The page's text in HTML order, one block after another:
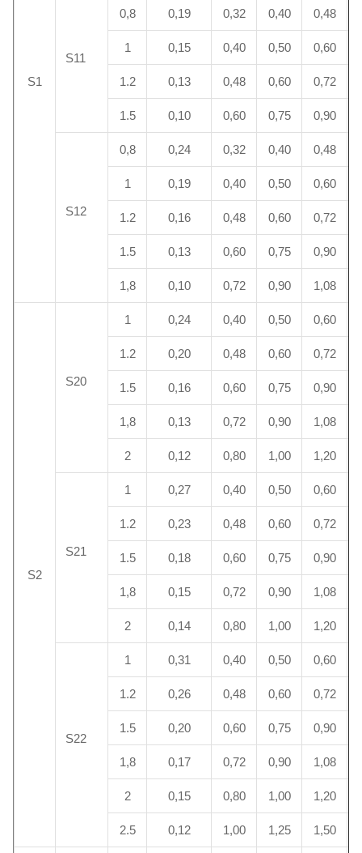
S1
S11
0,8 0,19 0,32 0,40 0,48
1 0,15 0,40 0,50 0,60
1.2 0,13 0,48 0,60 0,72
1.5 0,10 0,60 0,75 0,90
S12
0,8 0,24 0,32 0,40 0,48
1 0,19 0,40 0,50 0,60
1.2 0,16 0,48 0,60 0,72
1.5 0,13 0,60 0,75 0,90
1,8 0,10 0,72 0,90 1,08
S2
S20
1 0,24 0,40 0,50 0,60
1.2 0,20 0,48 0,60 0,72
1.5 0,16 0,60 0,75 0,90
1,8 0,13 0,72 0,90 1,08
2 0,12 0,80 1,00 1,20
S21
1 0,27 0,40 0,50 0,60
1.2 0,23 0,48 0,60 0,72
1.5 0,18 0,60 0,75 0,90
1,8 0,15 0,72 0,90 1,08
2 0,14 0,80 1,00 1,20
S22
1 0,31 0,40 0,50 0,60
1.2 0,26 0,48 0,60 0,72
1.5 0,20 0,60 0,75 0,90
1,8 0,17 0,72 0,90 1,08
2 0,15 0,80 1,00 1,20
2.5 0,12 1,00 1,25 1,50